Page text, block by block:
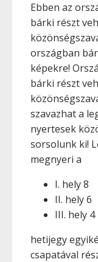
Ebben az
bárki részt
országban
képekre!
bárki részt
szavazhat a
nyertesek
sorsolunk ki!
megnyeri a
I. hely 8
II. hely 6
III. hely 4
hetijegy
csapatával